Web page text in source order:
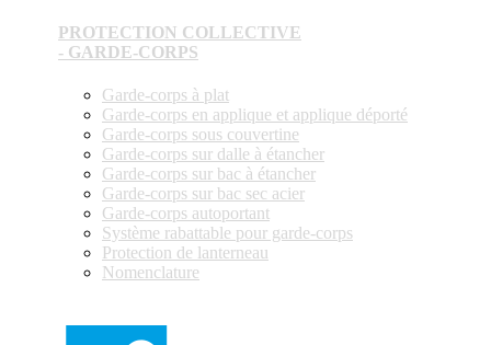
PROTECTION COLLECTIVE
- GARDE-CORPS
Garde-corps à plat
Garde-corps en applique et applique déporté
Garde-corps sous couvertine
Garde-corps sur dalle à étancher
Garde-corps sur bac à étancher
Garde-corps sur bac sec acier
Garde-corps autoportant
Système rabattable pour garde-corps
Protection de lanterneau
Nomenclature